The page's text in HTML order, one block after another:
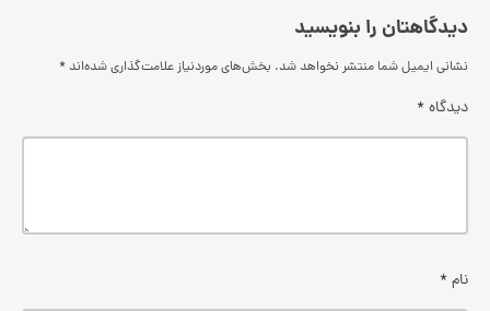
دیدگاهتان را بنویسید
نشانی ایمیل شما منتشر نخواهد شد. بخش‌های موردنیاز علامت‌گذاری شده‌اند*
دیدگاه*
نام*